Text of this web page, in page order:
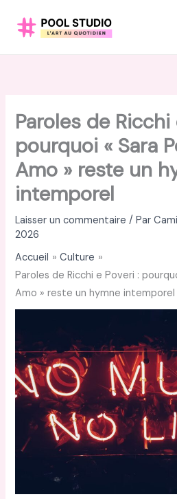
Paroles de Ricchi
pourquoi « Sara
Amo » reste un
intemporel
Laisser un commentaire / Par
2026
Accueil
Culture
Paroles de Ricchi e Poveri :
Amo » reste un hymne intemporel